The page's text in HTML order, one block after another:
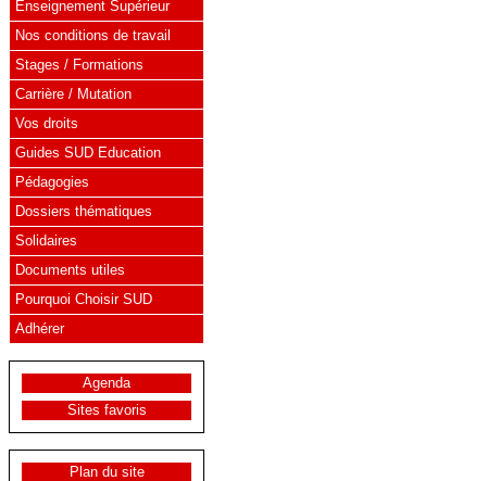
Enseignement Supérieur
Nos conditions de travail
Stages / Formations
Carrière / Mutation
Vos droits
Guides SUD Education
Pédagogies
Dossiers thématiques
Solidaires
Documents utiles
Pourquoi Choisir SUD
Adhérer
Agenda
Sites favoris
Plan du site